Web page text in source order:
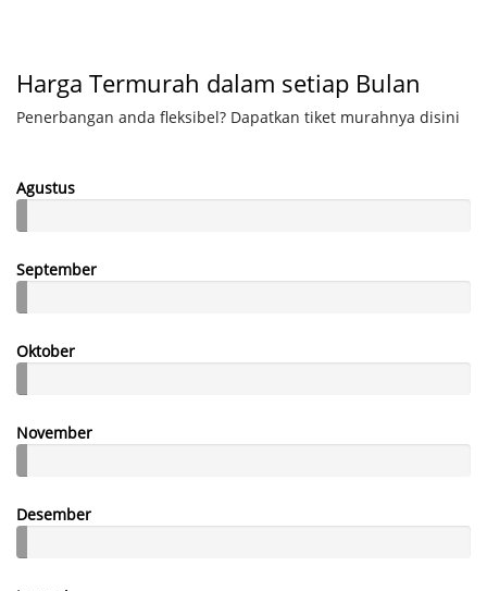
Harga Termurah dalam setiap Bulan
Penerbangan anda fleksibel? Dapatkan tiket murahnya disini
Agustus
September
Oktober
November
Desember